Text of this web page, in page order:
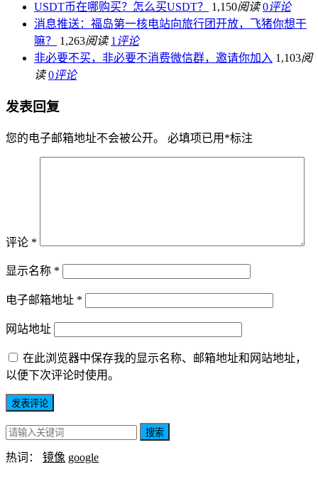
USDT币在哪购买？怎么买USDT？
1,150阅读 0评论
消息推送：福岛第一核电站向旅行团开放，飞猪你想干
嘛？
1,263阅读 1 评论
非必要不买，非必要不消费微信群，邀请你加入 1,103阅
读 0评论
发表回复
您的电子邮箱地址不会被公开。 必填项已用 *标注
评论 *
显示名称 *
电子邮箱地址 *
网站地址
在此浏览器中保存我的显示名称、邮箱地址和网站地址，
以便下次评论时使用。
搜索
热词： 镜像 google